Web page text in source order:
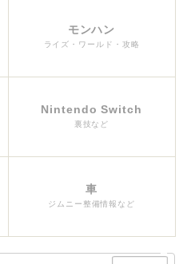
モンハン
ライズ・ワールド・攻略
Nintendo Switch
裏技など
車
ジムニー整備情報など